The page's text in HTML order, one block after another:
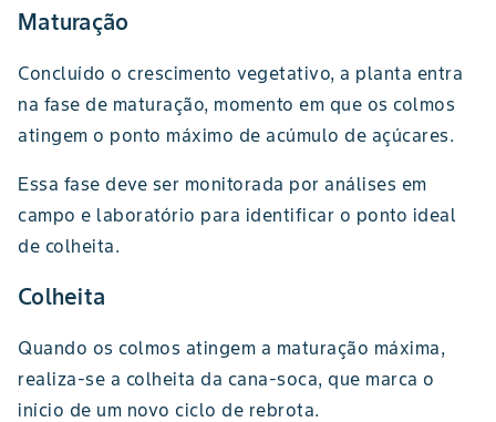
Maturação
Concluído o crescimento vegetativo, a planta entra
na fase de maturação, momento em que os colmos
atingem o ponto máximo de acúmulo de açúcares.
Essa fase deve ser monitorada por análises em
campo e laboratório para identificar o ponto ideal
de colheita.
Colheita
Quando os colmos atingem a maturação máxima,
realiza-se a colheita da cana-soca, que marca o
início de um novo ciclo de rebrota.